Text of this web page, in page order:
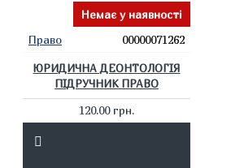
Немає у наявності
Право
00000071262
ЮРИДИЧНА ДЕОНТОЛОГІЯ
ПІДРУЧНИК ПРАВО
120.00 грн.